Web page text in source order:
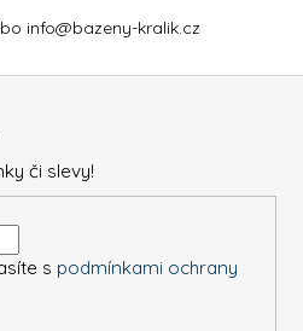
info@bazeny-kralik.cz
či slevy!
s podmínkami ochrany